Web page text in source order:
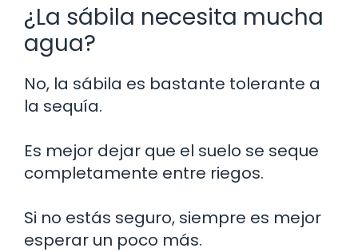
¿La sábila necesita mucha
agua?
No, la sábila es bastante tolerante a
la sequía.
Es mejor dejar que el suelo se seque
completamente entre riegos.
Si no estás seguro, siempre es mejor
esperar un poco más.